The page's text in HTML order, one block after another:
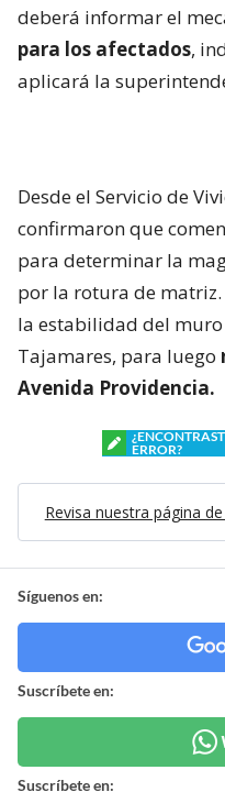
deberá informar el
para los afectados,
aplicará la
Desde el Servicio de
confirmaron que
para determinar la
por la rotura de
la estabilidad del
Tajamares, para luego
Avenida Providencia.
ERROR?
Revisa nuestra página
Síguenos en:
Suscríbete en:
Suscríbete en: